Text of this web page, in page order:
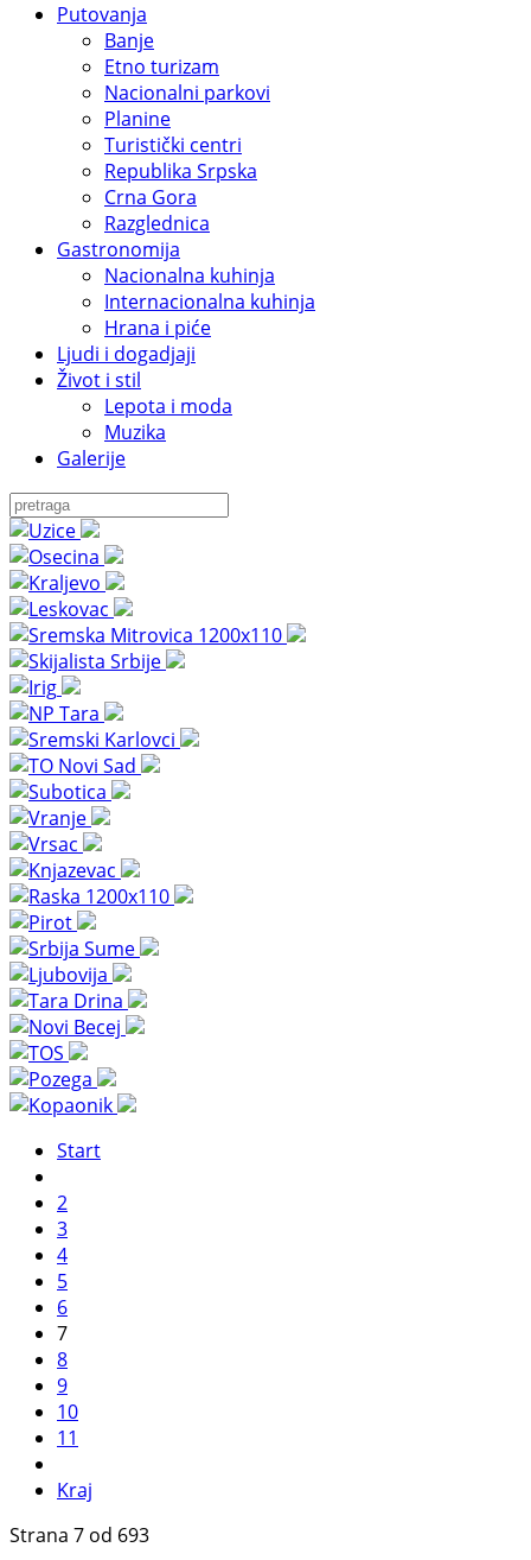
Putovanja
Banje
Etno turizam
Nacionalni parkovi
Planine
Turistički centri
Republika Srpska
Crna Gora
Razglednica
Gastronomija
Nacionalna kuhinja
Internacionalna kuhinja
Hrana i piće
Ljudi i dogadjaji
Život i stil
Lepota i moda
Muzika
Galerije
Start
2
3
4
5
6
7
8
9
10
11
Kraj
Strana 7 od 693